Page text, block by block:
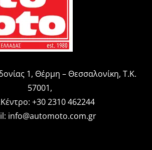
1, Θέρμη – Θεσσαλονίκη, Τ.Κ.
57001,
+30 2310 462244
info@automoto.com.gr